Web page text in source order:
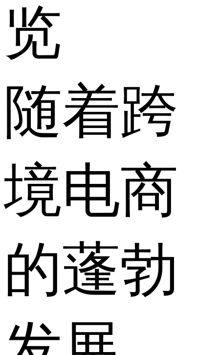
览
随着跨
境电商
的蓬勃